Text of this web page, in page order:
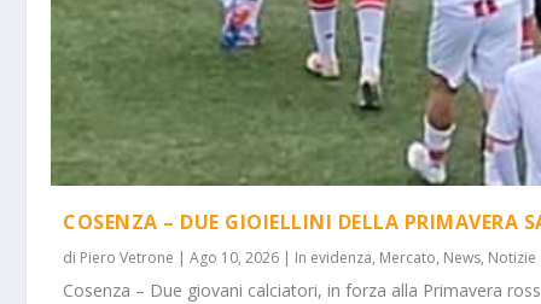
COSENZA – DUE GIOIELLINI DELLA PRIMAVERA
di Piero Vetrone |Ago 10, 2026 | In evidenza, Mercato, News, Notizie
Cosenza – Due giovani calciatori, in forza alla Primavera